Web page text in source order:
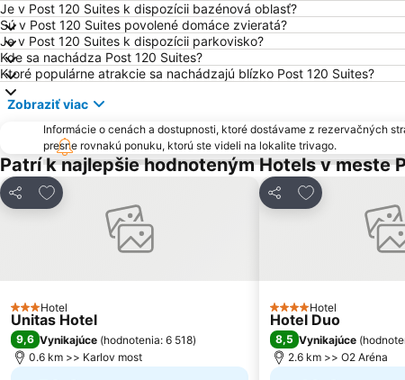
Je v Post 120 Suites k dispozícii bazénová oblasť?
Sú v Post 120 Suites povolené domáce zvieratá?
Je v Post 120 Suites k dispozícii parkovisko?
Kde sa nachádza Post 120 Suites?
Ktoré populárne atrakcie sa nachádzajú blízko Post 120 Suites?
Zobraziť viac
Informácie o cenách a dostupnosti, ktoré dostávame z rezervačných
presne rovnakú ponuku, ktorú ste videli na lokalite trivago.
Patrí k najlepšie hodnoteným Hotels v meste
Zdieľať
Pridať do obľúbených
3 Počet hviezdičiek
Hotel
Unitas Hotel
9,6 Vynikajúce (hodnotenia: 6 518)
0.6 km >> Karlov most
Zdieľať
Pridať do
4 Počet hviezdičiek
Hotel
Hotel Duo
8,5 Vynikajúce (
2.6 km >> O2 Aréna